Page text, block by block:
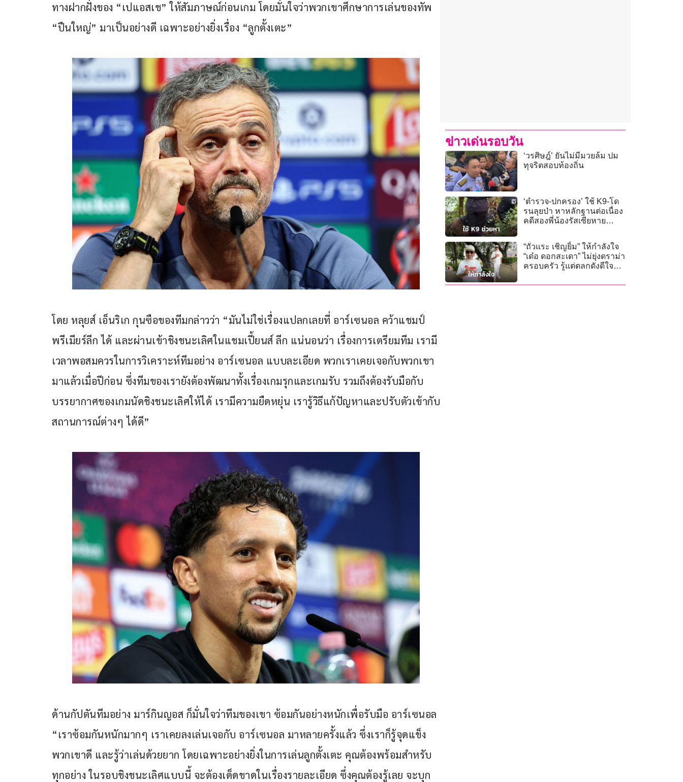
ทางฝากฝั่งของ “เปแอสเช” ให้สัมภาษณ์ก่อนเกม โดยมั่นใจว่าพวกเขาศึกษาการเล่นของทัพ
“ปืนใหญ่” มาเป็นอย่างดี เฉพาะอย่างยิ่งเรื่อง “ลูกตั้งเตะ”
โดย หลุยส์ เอ็นริเก กุนซือของทีมกล่าวว่า “มันไม่ใช่เรื่องแปลกเลยที่ อาร์เซนอล คว้าแชมป์
พรีเมียร์ลีก ได้ และผ่านเข้าชิงชนะเลิศในแชมเปี้ยนส์ ลีก แน่นอนว่า เรื่องการเตรียมทีม เรามี
เวลาพอสมควรในการวิเคราะห์ทีมอย่าง อาร์เซนอล แบบละเอียด พวกเราเคยเจอกับพวกเขา
มาแล้วเมื่อปีก่อน ซึ่งทีมของเรายังต้องพัฒนาทั้งเรื่องเกมรุกและเกมรับ รวมถึงต้องรับมือกับ
บรรยากาศของเกมนัดชิงชนะเลิศให้ได้ เรามีความยืดหยุ่น เรารู้วิธีแก้ปัญหาและปรับตัวเข้ากับ
สถานการณ์ต่างๆ ได้ดี”
ด้านกัปตันทีมอย่าง มาร์กินญอส ก็มั่นใจว่าทีมของเขา ซ้อมกันอย่างหนักเพื่อรับมือ อาร์เซนอล
“เราซ้อมกันหนักมากๆ เราเคยลงเล่นเจอกับ อาร์เซนอล มาหลายครั้งแล้ว ซึ่งเราก็รู้จุดแข็ง
พวกเขาดี และรู้ว่าเล่นด้วยยาก โดยเฉพาะอย่างยิ่งในการเล่นลูกตั้งเตะ คุณต้องพร้อมสำหรับ
ทุกอย่าง ในรอบชิงชนะเลิศแบบนี้ จะต้องเด็ดขาดในเรื่องรายละเอียด ซึ่งคุณต้องรู้เลย จะบุก
ข่าวเด่นรอบวัน
‘วรศิษฎ์’ ยันไม่มีมวยล้ม ปม
ทุจริตสอบท้องถิ่น
‘ตำรวจ-ปกครอง’ ใช้ K9-โด
รนลุยป่า หาหลักฐานต่อเนื่อง
คดีสองพี่น้องรัสเซียหาย
“ถั่วแระ เชิญยิ้ม” ให้กำลังใจ
“เด๋อ ดอกสะเดา” ไม่ยุ่งดราม่า
ครอบครัว รู้แต่ตลกดังดีใจ